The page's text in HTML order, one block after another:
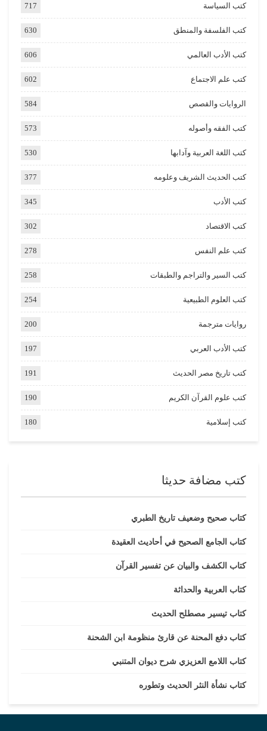
كتب السياسة 717
كتب الفلسفة والمنطق 630
كتب الأدب العالمي 606
كتب علم الاجتماع 602
الروايات والقصص 584
كتب الفقه وأصوله 573
كتب اللغة العربية وآدابها 530
كتب الحديث الشريف وعلومه 377
كتب الأدب 345
كتب الاقتصاد 302
كتب علم النفس 278
كتب السير والتراجم والطبقات 258
كتب العلوم الطبيعية 254
روايات مترجمة 200
كتب الأدب العربي 197
كتب تاريخ مصر الحديث 191
كتب علوم القرآن الكريم 190
كتب إسلامية 180
كتب مضافة حديثا
كتاب صحيح وضعيف تاريخ الطبري
كتاب الجامع الصحيح في أحاديث العقيدة
كتاب الكشف والبيان عن تفسير القرآن
كتاب العربية والحداثة
كتاب تيسير مصطلح الحديث
كتاب دفع المحنة عن قارئ منظومة ابن الشحنة
كتاب اللامع العزيزي شرح ديوان المتنبي
كتاب نشأة النثر الحديث وتطوره